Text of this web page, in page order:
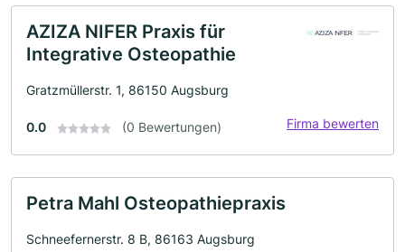
AZIZA NIFER Praxis für
Integrative Osteopathie
Gratzmüllerstr. 1, 86150 Augsburg
0.0 (0 Bewertungen) Firma bewerten
Petra Mahl Osteopathiepraxis
Schneefernerstr. 8 B, 86163 Augsburg